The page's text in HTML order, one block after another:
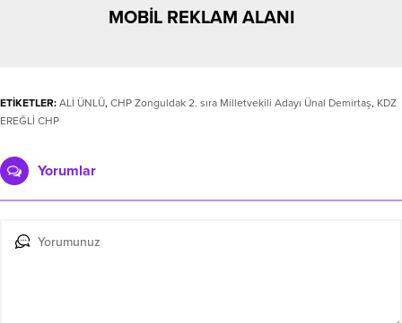
MOBİL REKLAM ALANI
ETİKETLER: ALİ ÜNLÜ, CHP Zonguldak 2. sıra Milletvekili Adayı Ünal Demirtaş, KDZ
EREĞLİ CHP
Yorumlar